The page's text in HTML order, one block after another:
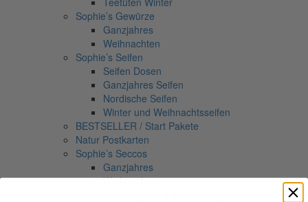
Sophie’s Gewürze
Ganzjahres
Weihnachten
Sophie’s Seifen
Seifen Dosen
Ganzjahres Seifen
Nordische Seifen
Winter und Weihnachtsseifen
BESTSELLER / Start Pakete
Natur Postkarten
Sophie’s Seccos
Ganzjahres
Weihnachten